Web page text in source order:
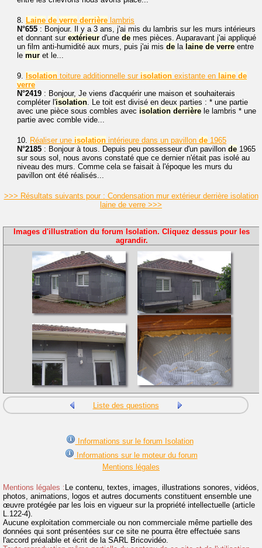
8. Laine de verre derrière lambris
N°655 : Bonjour. Il y a 3 ans, j'ai mis du lambris sur les murs intérieurs
et donnant sur extérieur d'une de mes pièces. Auparavant j'ai appliqué
un film anti-humidité aux murs, puis j'ai mis de la laine de verre entre
le mur et le...
9. Isolation toiture additionnelle sur isolation existante en laine de
verre
N°2419 : Bonjour, Je viens d'acquérir une maison et souhaiterais
compléter l'isolation. Le toit est divisé en deux parties : * une partie
avec une pièce sous combles avec isolation derrière le lambris * une
partie avec comble vide...
10. Réaliser une isolation intérieure dans un pavillon de 1965
N°2185 : Bonjour à tous. Depuis peu possesseur d'un pavillon de 1965
sur sous sol, nous avons constaté que ce dernier n'était pas isolé au
niveau des murs. Comme cela se faisait à l'époque les murs du
pavillon ont été réalisés...
>>> Résultats suivants pour : Condensation mur extérieur derrière isolation
laine de verre >>>
Images d'illustration du forum Isolation. Cliquez dessus pour les
agrandir.
Liste des questions
Informations sur le forum Isolation
Informations sur le moteur du forum
Mentions légales
Mentions légales : Le contenu, textes, images, illustrations sonores, vidéos,
photos, animations, logos et autres documents constituent ensemble une
œuvre protégée par les lois en vigueur sur la propriété intellectuelle (article
L.122-4).
Aucune exploitation commerciale ou non commerciale même partielle des
données qui sont présentées sur ce site ne pourra être effectuée sans
l'accord préalable et écrit de la SARL Bricovidéo.